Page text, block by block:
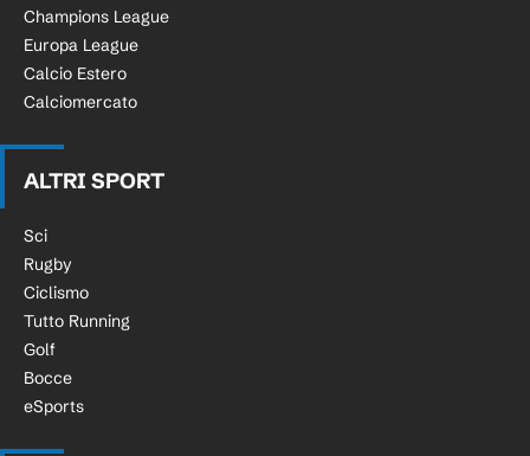
Champions League
Europa League
Calcio Estero
Calciomercato
ALTRI SPORT
Sci
Rugby
Ciclismo
Tutto Running
Golf
Bocce
eSports